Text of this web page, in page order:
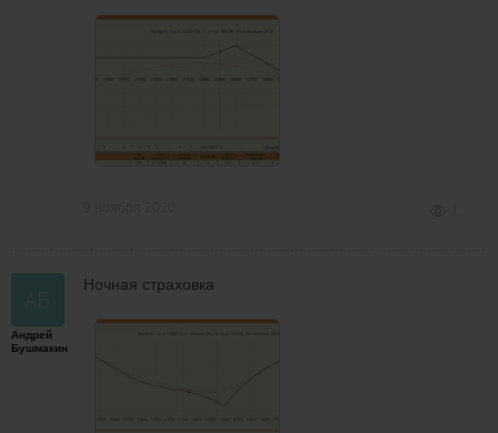
Андрей
Бушмакин
Ночная страховка